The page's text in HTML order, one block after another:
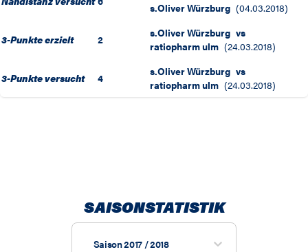
s.Oliver Würzburg (04.03.2018)
3-Punkte erzielt 2 s.Oliver Würzburg vs
ratiopharm ulm (24.03.2018)
3-Punkte versucht 4 s.Oliver Würzburg vs
ratiopharm ulm (24.03.2018)
SAISONSTATISTIK
Saison 2017 / 2018